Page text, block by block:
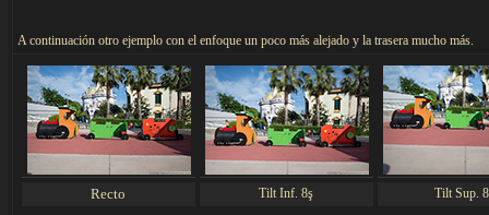
A continuación otro ejemplo con el enfoque un poco más alejado y la trasera mucho más.
Recto Tilt Inf. 8ş Tilt Sup.